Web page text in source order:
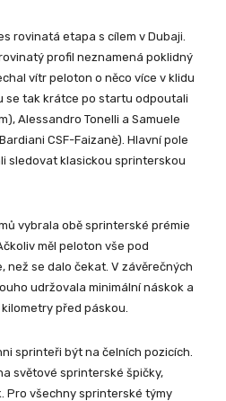
rovinatá etapa s cílem v Dubaji.
profil neznamená poklidný
vítr peloton o něco více v klidu
se tak krátce po startu odpoutali
Alessandro Tonelli a Samuele
CSF-Faizanè). Hlavní pole
sledovat klasickou sprinterskou
vybrala obě sprinterské prémie
měl peloton vše pod
než se dalo čekat. V závěrečných
udržovala minimální náskok a
před páskou.
sprinteři být na čelních pozicích.
světové sprinterské špičky,
Pro všechny sprinterské týmy